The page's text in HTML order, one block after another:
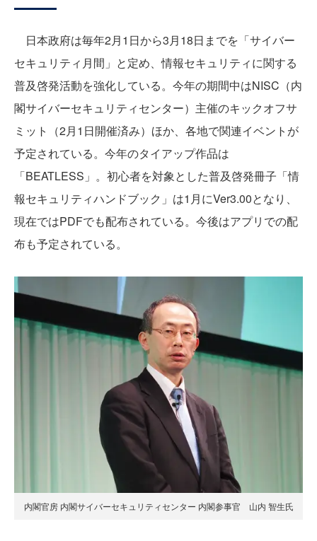
日本政府は毎年2月1日から3月18日までを「サイバー
セキュリティ月間」と定め、情報セキュリティに関する
普及啓発活動を強化している。今年の期間中はNISC（内
閣サイバーセキュリティセンター）主催のキックオフサ
ミット（2月1日開催済み）ほか、各地で関連イベントが
予定されている。今年のタイアップ作品は
「BEATLESS」。初心者を対象とした普及啓発冊子「情
報セキュリティハンドブック」は1月にVer3.00となり、
現在ではPDFでも配布されている。今後はアプリでの配
布も予定されている。
内閣官房 内閣サイバーセキュリティセンター 内閣参事官 山内 智生氏